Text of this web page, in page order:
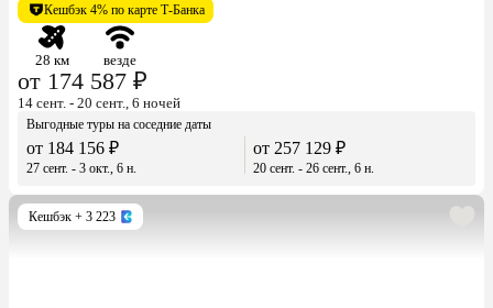
Кешбэк 4% по карте Т-Банка
28 км везде
от 174 587 ₽
14 сент. - 20 сент., 6 ночей
Выгодные туры на соседние даты
от 184 156 ₽
27 сент. - 3 окт., 6 н.
от 257 129 ₽
20 сент. - 26 сент., 6 н.
Кешбэк + 3 223